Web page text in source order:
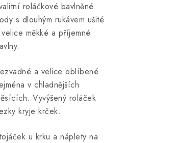
roláčkové bavlněné
s dlouhým rukávem ušité
měkké a příjemné
a velice oblíbené
v chladnějších
Vyvýšený roláček
kryje krček.
u krku a náplety na